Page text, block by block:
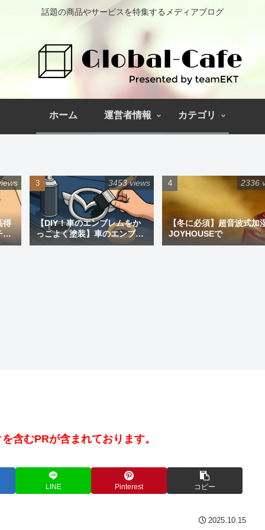
話題の商品やサービスを特集するメディアブログ
ホーム 運営者情報 カテゴリ
得
ペ
【DIY！車のエンブレムをか
っこよく塗装】車のエンブレ
ム塗装｜道具と失敗しない手
3453 views
【冬に必須】超音波式加
JOYHOUSEで
2336
含むPRが含まれております。
LINE Pinterest コピー
2025.10.15